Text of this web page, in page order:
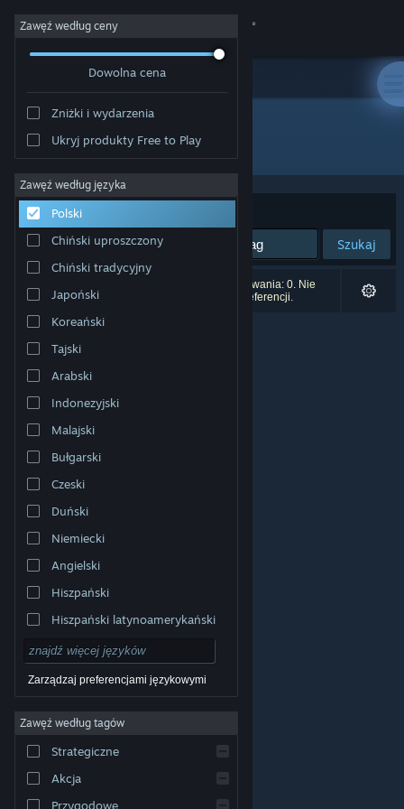
Zaloguj się
Społeczność
Informacje
Wsparcie
Zmień język
Pobierz aplikację mobilną Steam
Wersja przeglądarkowa
© Valve Corporation. Wszelkie prawa zastrzeżone.
właścicieli w Stanach Zjednoczonych i innych krajach.
dostępu
Umowa użytkownika Steam
pieniędzy |Ciasteczka
Zawęź według ceny
Dowolna cena
Zniżki i wydarzenia
Ukryj produkty Free to Play
Zawęź według języka
Polski
Chiński uproszczony
Chiński tradycyjny
Japoński
Koreański
Tajski
Arabski
Indonezyjski
Malajski
Bułgarski
Czeski
Duński
Niemiecki
Angielski
Hiszpański
Hiszpański latynoamerykański
Zarządzaj preferencjami językowymi
Zawęź według tagów
Strategiczne
Akcja
Przygodowe
Producent: Studio SyndiCat
Sortuj według:
Szukaj
Liczba wyników pasujących do twojego wyszukiwania: 0. Nie
uwzględniono 6 tytułów na podstawie twoich preferencji.